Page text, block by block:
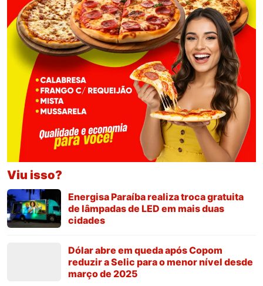
Viu isso?
Energisa Paraíba realiza troca gratuita
de lâmpadas de LED em mais duas
cidades
Dólar abre em queda após Copom
reduzir a Selic para o menor nível desde
março de 2025